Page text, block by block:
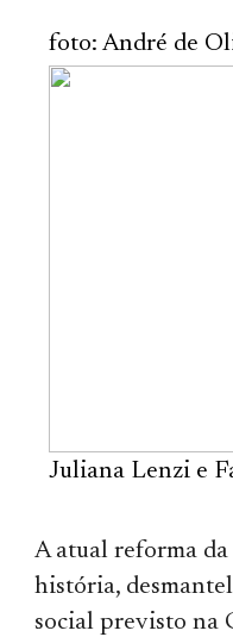
foto: André de
Juliana Lenzi e
A atual reforma
história,
social previsto na